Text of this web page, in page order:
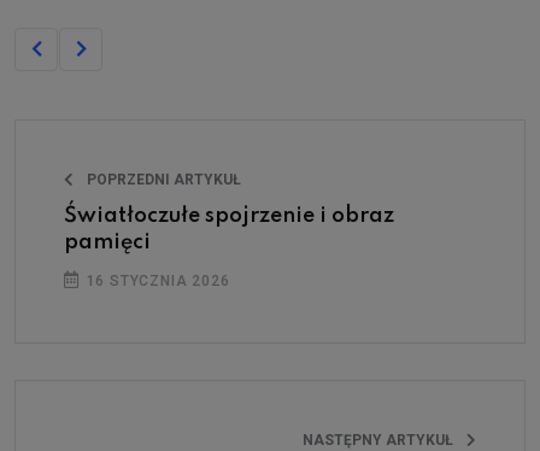
POPRZEDNI ARTYKUŁ
Światłoczułe spojrzenie i obraz
pamięci
16 STYCZNIA 2026
NASTĘPNY ARTYKUŁ